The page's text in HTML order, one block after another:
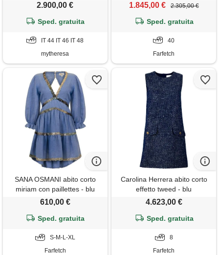
2.900,00 €
Sped. gratuita
IT 44 IT 46 IT 48
mytheresa
1.845,00 € 2.305,00 €
Sped. gratuita
40
Farfetch
SANA OSMANI abito corto
miriam con paillettes - blu
610,00 €
Sped. gratuita
S-M-L-XL
Farfetch
Carolina Herrera abito corto
effetto tweed - blu
4.623,00 €
Sped. gratuita
8
Farfetch